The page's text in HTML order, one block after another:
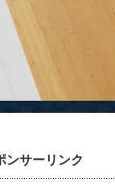
ンサーリンク